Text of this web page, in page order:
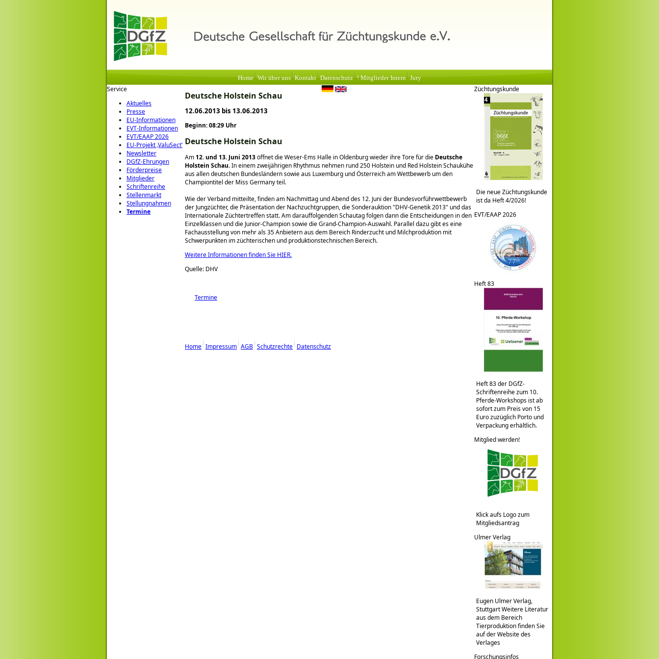
Home Wir über uns Kontakt Datenschutz ! Mitglieder Intern Jury
Service
Aktuelles
Presse
EU-Informationen
EVT-Informationen
EVT/EAAP 2026
EU-Projekt ‚ValuSect‘
Newsletter
DGfZ-Ehrungen
Förderpreise
Mitglieder
Schriftenreihe
Stellenmarkt
Stellungnahmen
Termine
Deutsche Holstein Schau
12.06.2013 bis 13.06.2013
Beginn: 08:29 Uhr
Deutsche Holstein Schau
Am12. und 13. Juni 2013öffnet die Weser-Ems Halle in Oldenburg wieder ihre Tore für die Deutsche
Holstein Schau. In einem zweijährigen Rhythmus nehmen rund 250 Holstein und Red Holstein Schaukühe
aus allen deutschen Bundesländern sowie aus Luxemburg und Österreich am Wettbewerb um den
Championtitel der Miss Germany teil.
Wie der Verband mitteilte, finden am Nachmittag und Abend des 12. Juni der Bundesvorführwettbewerb
der Jungzüchter, die Präsentation der Nachzuchtgruppen, die Sonderauktion DHV-Genetik 2013 und das
Internationale Züchtertreffen statt. Am darauffolgenden Schautag folgen dann die Entscheidungen in den
Einzelklassen und die Junior-Champion sowie die Grand-Champion-Auswahl. Parallel dazu gibt es eine
Fachausstellung von mehr als 35 Anbietern aus dem Bereich Rinderzucht und Milchproduktion mit
Schwerpunkten im züchterischen und produktionstechnischen Bereich.
Weitere Informationen finden Sie HIER.
Quelle: DHV
Termine
Home Impressum AGB Schutzrechte Datenschutz
Züchtungskunde
Die neue Züchtungskunde
ist da Heft 4/2026!
EVT/EAAP 2026
Heft 83
Heft 83 der DGfZ-
Schriftenreihe zum 10.
Pferde-Workshops ist ab
sofort zum Preis von 15
Euro zuzüglich Porto und
Verpackung erhältlich.
Mitglied werden!
Klick aufs Logo zum
Mitgliedsantrag
Ulmer Verlag
Eugen Ulmer Verlag,
Stuttgart Weitere Literatur
aus dem Bereich
Tierproduktion finden Sie
auf der Website des
Verlages
Forschungsinfos